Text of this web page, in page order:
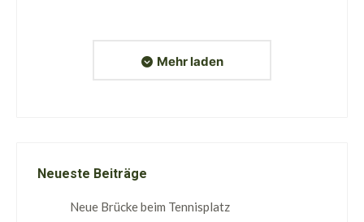
Mehr laden
Neueste Beiträge
Neue Brücke beim Tennisplatz